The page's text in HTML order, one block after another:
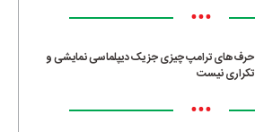
•••
حرف‌های ترامپ چیزی جز یک دیپلماسی نمایشی و
تکراری نیست
•••